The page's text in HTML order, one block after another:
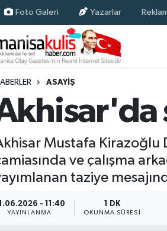
Foto Galeri Yazarlar
ASAYIŞ
Mustafa Kirazoğlu
ve çalışma
taziye
- 11:40
YAYINLANMA
1 DK
OKUNMA SÜRESI
Nöbetçi Eczaneler
Trafik Yoğunluk Haritası
Puan Durumu ve Fikstür